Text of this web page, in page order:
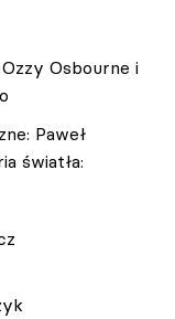
Osbourne i
Paweł
światła: